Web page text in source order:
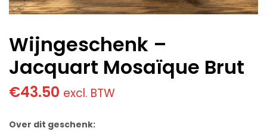
Wijngeschenk –
Jacquart Mosaïque Brut
€43.50 excl. BTW
Over dit geschenk: